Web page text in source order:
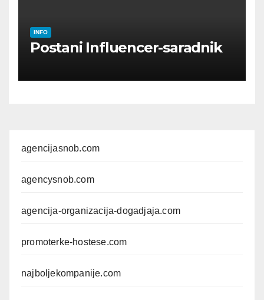
INFO
Postani Influencer-saradnik
agencijasnob.com
agencysnob.com
agencija-organizacija-dogadjaja.com
promoterke-hostese.com
najboljekompanije.com